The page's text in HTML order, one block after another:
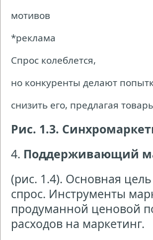
мотивов
*реклама
Спрос колеблется,
но конкуренты делают
снизить его, предлагая
Рис. 1.3.
4. Поддерживающий
(рис. 1.4). Основная
спрос. Инструменты
продуманной ценовой
расходов на маркетинг.